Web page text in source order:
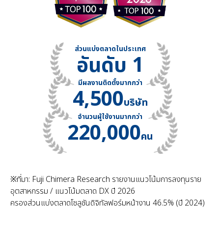
ส่วนแบ่งตลาดในประเทศ
อันดับ 1
มีผลงานติดตั้งมากกว่า
4,500บริษัท
จำนวนผู้ใช้งานมากกว่า
220,000คน
※ที่มา: Fuji Chimera Research รายงานแนวโน้มการลงทุนราย
อุตสาหกรรม / แนวโน้มตลาด DX ปี 2026
ครองส่วนแบ่งตลาดโซลูชันดิจิทัลฟอร์มหน้างาน 46.5% (ปี 2024)